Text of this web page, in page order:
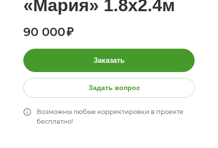
«Мария» 1.8х2.4м
90 000₽
Заказать
Задать вопрос
Возможны любые корректировки в проекте
бесплатно!